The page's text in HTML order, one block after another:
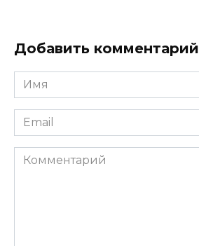
Добавить комментарий
Имя
*
Email
*
Комментарий